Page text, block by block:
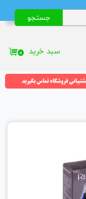
جستجو
۰ سبد خرید